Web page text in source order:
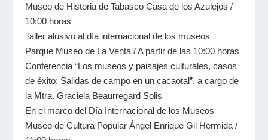
Museo de Historia de Tabasco Casa de los Azulejos /
10:00 horas
Taller alusivo al día internacional de los museos
Parque Museo de La Venta / A partir de las 10:00 horas
Conferencia “Los museos y paisajes culturales, casos
de éxito: Salidas de campo en un cacaotal”, a cargo de
la Mtra. Graciela Beaurregard Solis
En el marco del Día Internacional de los Museos
Museo de Cultura Popular Ángel Enrique Gil Hermida /